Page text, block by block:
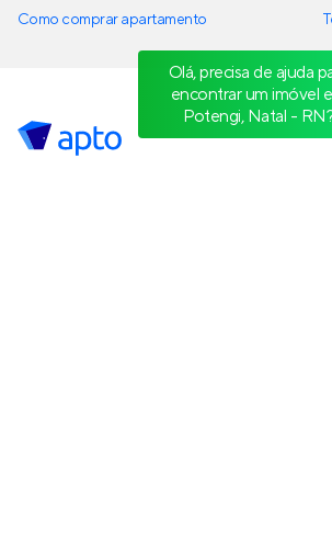
Olá, precisa de ajuda
encontrar um imóvel
Potengi, Natal -
Como comprar apartamento